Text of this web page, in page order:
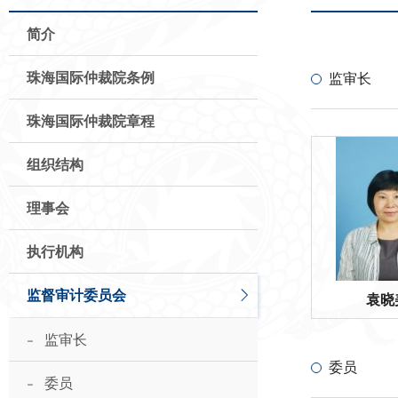
简介
珠海国际仲裁院条例
珠海国际仲裁院章程
组织结构
理事会
执行机构
监督审计委员会
- 监审长
- 委员
监审长
袁
委员